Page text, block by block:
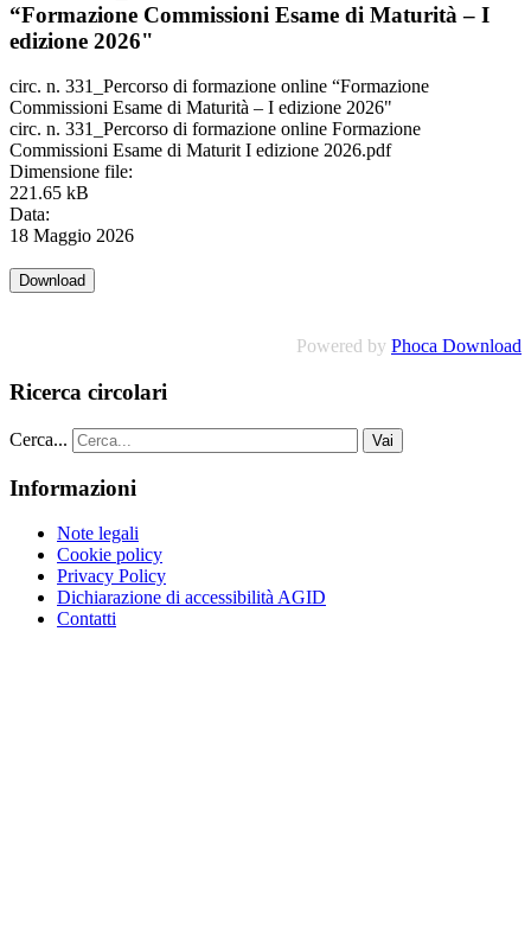
“Formazione Commissioni Esame di Maturità – I
edizione 2026"
circ. n. 331_Percorso di formazione online “Formazione
Commissioni Esame di Maturità – I edizione 2026"
circ. n. 331_Percorso di formazione online Formazione
Commissioni Esame di Maturit I edizione 2026.pdf
Dimensione file:
221.65 kB
Data:
18 Maggio 2026
Powered by Phoca Download
Ricerca circolari
Cerca... Vai
Informazioni
Note legali
Cookie policy
Privacy Policy
Dichiarazione di accessibilità AGID
Contatti